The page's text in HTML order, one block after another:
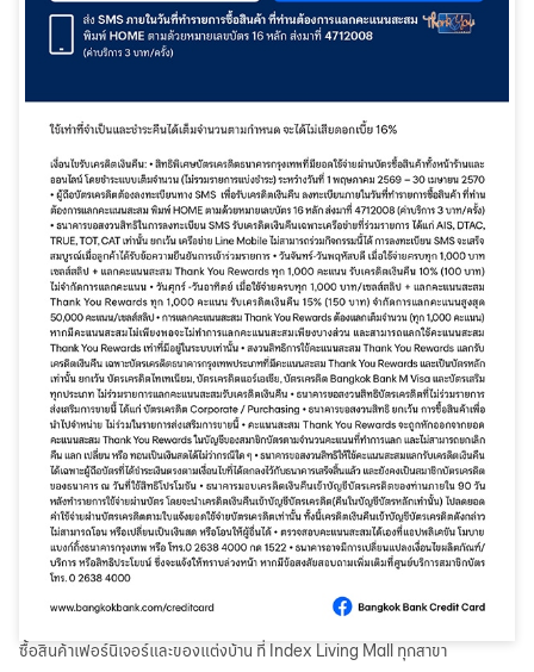
ซื้อสินค้าเฟอร์นิเจอร์และของแต่งบ้าน ที่ Index Living Mall ทุกสาขา